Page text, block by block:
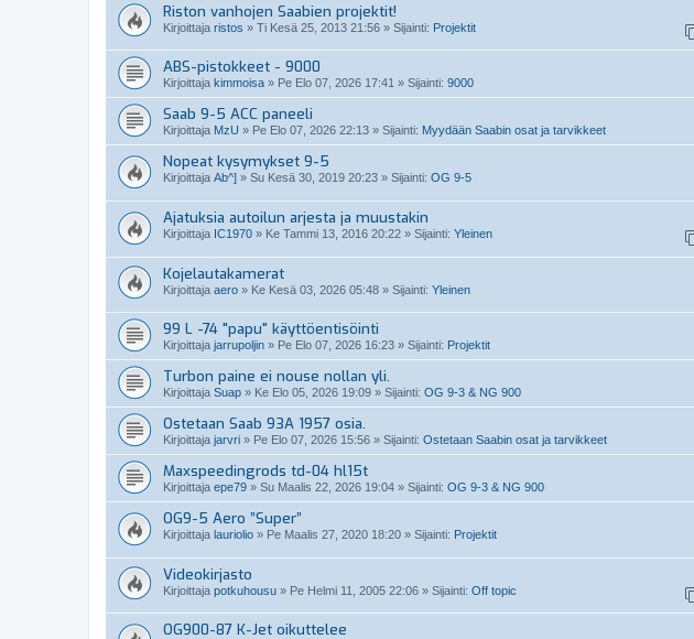
Riston vanhojen Saabien projektit!
Kirjoittaja ristos » Ti Kesä 25, 2013 21:56 » Sijainti: Projektit
ABS-pistokkeet - 9000
Kirjoittaja kimmoisa » Pe Elo 07, 2026 17:41 » Sijainti: 9000
Saab 9-5 ACC paneeli
Kirjoittaja MzU » Pe Elo 07, 2026 22:13 » Sijainti: Myydään Saabin osat ja tarvikkeet
Nopeat kysymykset 9-5
Kirjoittaja Ab^] » Su Kesä 30, 2019 20:23 » Sijainti: OG 9-5
Ajatuksia autoilun arjesta ja muustakin
Kirjoittaja IC1970 » Ke Tammi 13, 2016 20:22 » Sijainti: Yleinen
Kojelautakamerat
Kirjoittaja aero » Ke Kesä 03, 2026 05:48 » Sijainti: Yleinen
99 L -74 "papu" käyttöentisöinti
Kirjoittaja jarrupoljin » Pe Elo 07, 2026 16:23 » Sijainti: Projektit
Turbon paine ei nouse nollan yli.
Kirjoittaja Suap » Ke Elo 05, 2026 19:09 » Sijainti: OG 9-3 & NG 900
Ostetaan Saab 93A 1957 osia.
Kirjoittaja jarvri » Pe Elo 07, 2026 15:56 » Sijainti: Ostetaan Saabin osat ja tarvikkeet
Maxspeedingrods td-04 hl15t
Kirjoittaja epe79 » Su Maalis 22, 2026 19:04 » Sijainti: OG 9-3 & NG 900
OG9-5 Aero ”Super”
Kirjoittaja lauriolio » Pe Maalis 27, 2020 18:20 » Sijainti: Projektit
Videokirjasto
Kirjoittaja potkuhousu » Pe Helmi 11, 2005 22:06 » Sijainti: Off topic
OG900-87 K-Jet oikuttelee